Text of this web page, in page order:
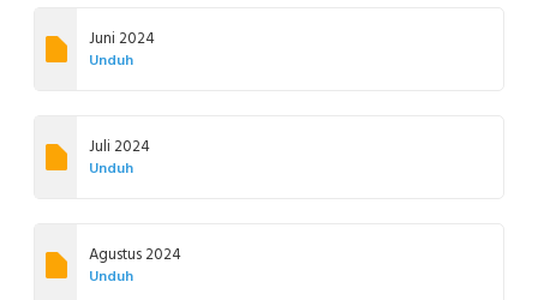
Juni 2024
Unduh
Juli 2024
Unduh
Agustus 2024
Unduh